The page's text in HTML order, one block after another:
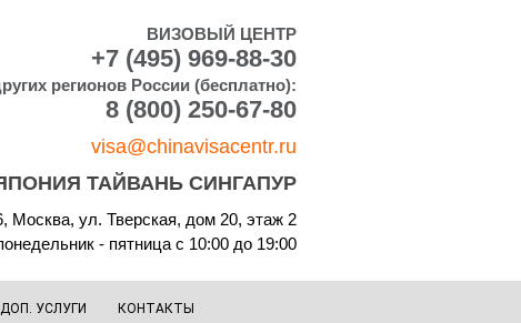
ВИЗОВЫЙ ЦЕНТР
+7 (495) 969-88-30
регионов России (бесплатно):
8 (800) 250-67-80
visa@chinavisacentr.ru
ТАЙВАНЬ СИНГАПУР
Москва, ул. Тверская, дом 20, этаж 2
- пятница с 10:00 до 19:00
ДОП. УСЛУГИ КОНТАКТЫ